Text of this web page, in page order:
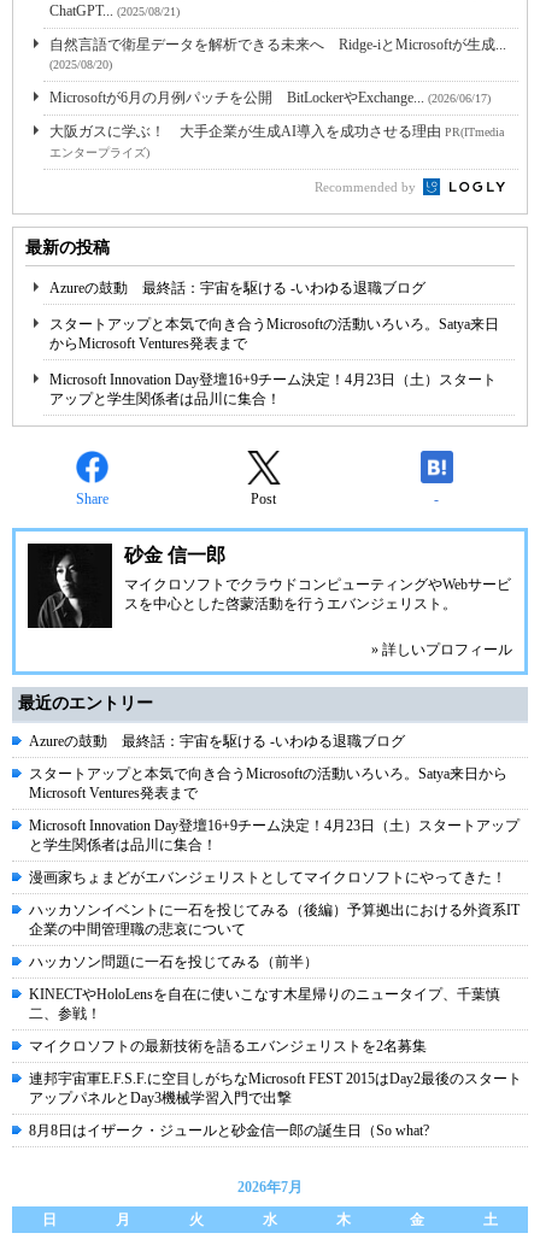
ChatGPT... (2025/08/21)
自然言語で衛星データを解析できる未来へ Ridge-iとMicrosoftが生成...
(2025/08/20)
Microsoftが6月の月例パッチを公開 BitLockerやExchange... (2026/06/17)
大阪ガスに学ぶ！ 大手企業が生成AI導入を成功させる理由 PR(ITmedia
エンタープライズ)
Recommended by
最新の投稿
Azureの鼓動 最終話：宇宙を駆ける -いわゆる退職ブログ
スタートアップと本気で向き合うMicrosoftの活動いろいろ。Satya来日
からMicrosoft Ventures発表まで
Microsoft Innovation Day登壇16+9チーム決定！4月23日（土）スタート
アップと学生関係者は品川に集合！
Share Post -
砂金 信一郎
マイクロソフトでクラウドコンピューティングやWebサービ
スを中心とした啓蒙活動を行うエバンジェリスト。
» 詳しいプロフィール
最近のエントリー
Azureの鼓動 最終話：宇宙を駆ける -いわゆる退職ブログ
スタートアップと本気で向き合うMicrosoftの活動いろいろ。Satya来日から
Microsoft Ventures発表まで
Microsoft Innovation Day登壇16+9チーム決定！4月23日（土）スタートアップ
と学生関係者は品川に集合！
漫画家ちょまどがエバンジェリストとしてマイクロソフトにやってきた！
ハッカソンイベントに一石を投じてみる（後編）予算拠出における外資系IT
企業の中間管理職の悲哀について
ハッカソン問題に一石を投じてみる（前半）
KINECTやHoloLensを自在に使いこなす木星帰りのニュータイプ、千葉慎
二、参戦！
マイクロソフトの最新技術を語るエバンジェリストを2名募集
連邦宇宙軍E.F.S.F.に空目しがちなMicrosoft FEST 2015はDay2最後のスタート
アップパネルとDay3機械学習入門で出撃
8月8日はイザーク・ジュールと砂金信一郎の誕生日（So what?
2026年7月
日
月 火 水 木 金
土